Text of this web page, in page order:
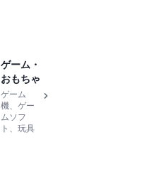
ゲーム・
おもちゃ
ゲーム
機、ゲー
ムソフ
ト、玩具